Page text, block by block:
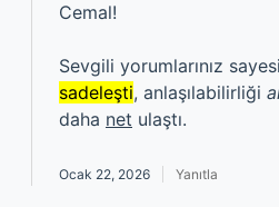
Cemal!
Sevgili yorumlarınız
sadeleşti, anlaşılabilirliği
daha net ulaştı.
Ocak 22, 2026 Yanıtla